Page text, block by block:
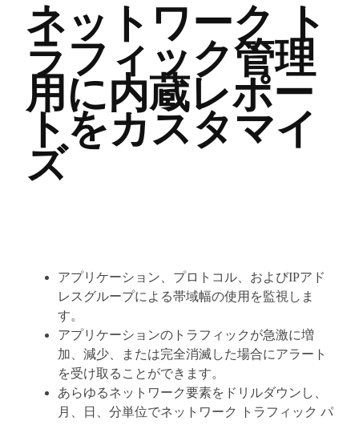
ネットワーク ト
ラフィック管理
用に内蔵レポー
トをカスタマイ
ズ
アプリケーション、プロトコル、およびIPアド
レスグループによる帯域幅の使用を監視しま
す。
アプリケーションのトラフィックが急激に増
加、減少、または完全消滅した場合にアラート
を受け取ることができます。
あらゆるネットワーク要素をドリルダウンし、
月、日、分単位でネットワーク トラフィック パ